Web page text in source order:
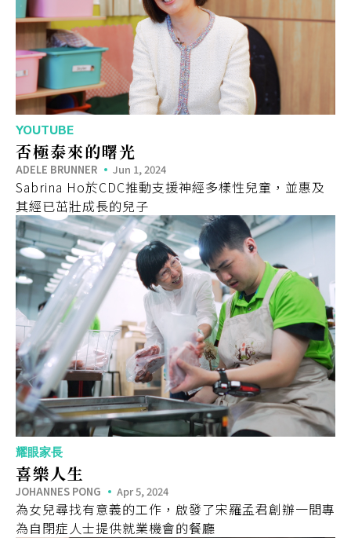
YOUTUBE
否極泰來的曙光
ADELE BRUNNER Jun 1, 2024
Sabrina Ho於CDC推動支援神經多樣性兒童，並惠及
其經已茁壯成長的兒子
耀眼家長
喜樂人生
JOHANNES PONG Apr 5, 2024
為女兒尋找有意義的工作，啟發了宋羅孟君創辦一間專
為自閉症人士提供就業機會的餐廳